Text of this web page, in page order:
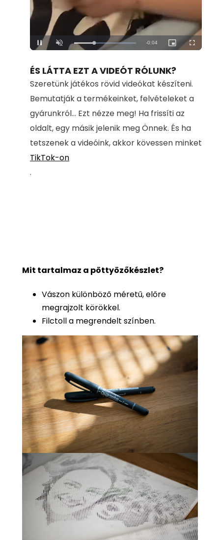
Unmute Loaded:
100.00%
ÉS LÁTTA EZT A VIDEÓT RÓLUNK?
Szeretünk játékos rövid videókat készíteni.
Bemutatják a termékeinket, felvételeket a
gyárunkról... Ezt nézze meg! Ha frissíti az
oldalt, egy másik jelenik meg Önnek. És ha
tetszenek a videóink, akkor kövessen minket
TikTok-on
.
Mit tartalmaz a pöttyözőkészlet?
Vászon különböző méretű, előre
megrajzolt körökkel.
Filctoll a megrendelt színben.